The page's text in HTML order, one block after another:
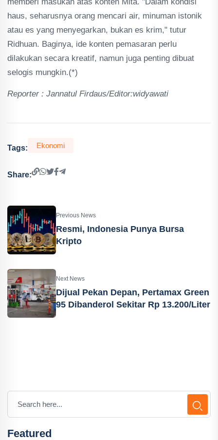
haus, seharusnya orang mencari air, minuman istonik
atau es yang menyegarkan, bukan es krim," tutur
Ridhuan. Baginya, ide konten pemasaran perlu
dilakukan secara kreatif, namun juga penting dibuat
selogis mungkin.(*)
Reporter : Jannatul Firdaus/Editor:widyawati
Tags: Ekonomi
Share:
Previous News
Resmi, Indonesia Punya Bursa
Kripto
Next News
Dijual Pekan Depan, Pertamax Green
95 Dibanderol Sekitar Rp 13.200/Liter
Featured